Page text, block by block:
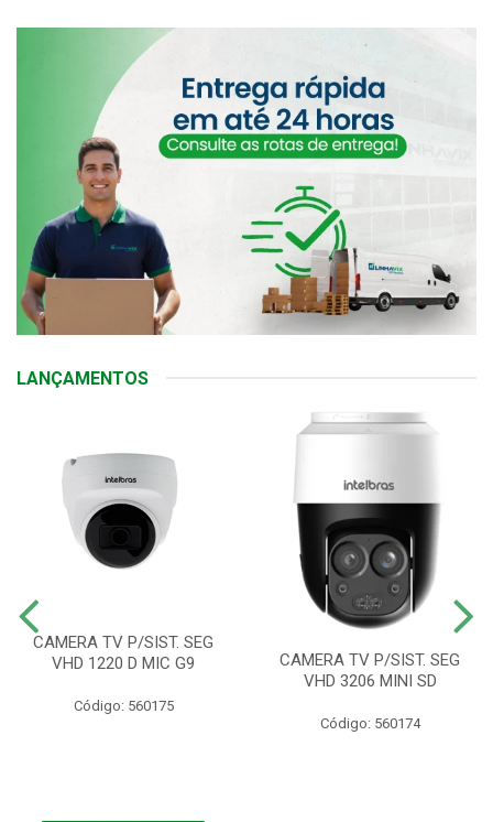
LANÇAMENTOS
CAMERA TV P/SIST. SEG
VHD 1220 D MIC G9
Código: 560175
CAMERA TV P/SIST. SEG
VHD 3206 MINI SD
Código: 560174